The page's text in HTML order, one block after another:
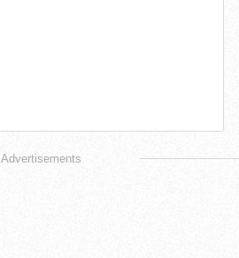
Advertisements